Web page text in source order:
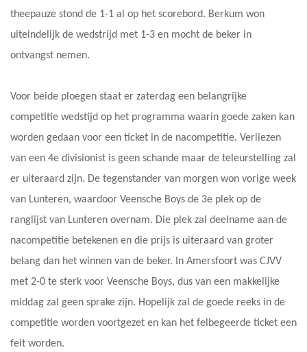
theepauze stond de 1-1 al op het scorebord. Berkum won
uiteindelijk de wedstrijd met 1-3 en mocht de beker in
ontvangst nemen.
Voor beide ploegen staat er zaterdag een belangrijke
competitie wedstijd op het programma waarin goede zaken kan
worden gedaan voor een ticket in de nacompetitie. Verliezen
van een 4e divisionist is geen schande maar de teleurstelling zal
er uiteraard zijn. De tegenstander van morgen won vorige week
van Lunteren, waardoor Veensche Boys de 3e plek op de
ranglijst van Lunteren overnam. Die plek zal deelname aan de
nacompetitie betekenen en die prijs is uiteraard van groter
belang dan het winnen van de beker. In Amersfoort was CJVV
met 2-0 te sterk voor Veensche Boys, dus van een makkelijke
middag zal geen sprake zijn. Hopelijk zal de goede reeks in de
competitie worden voortgezet en kan het felbegeerde ticket een
feit worden.